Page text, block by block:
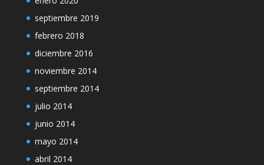
septiembre 2019
febrero 2018
diciembre 2016
noviembre 2014
septiembre 2014
julio 2014
junio 2014
mayo 2014
abril 2014